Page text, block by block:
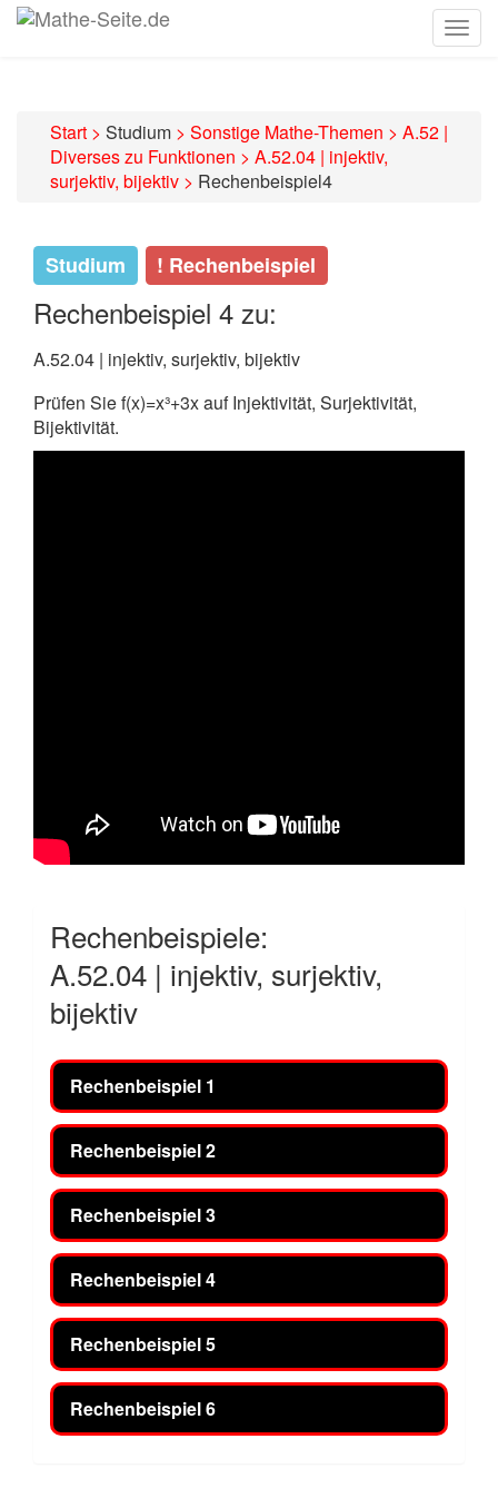
Start > Studium > Sonstige Mathe-Themen > A.52 |
Diverses zu Funktionen > A.52.04 | injektiv,
surjektiv, bijektiv > Rechenbeispiel4
Studium ! Rechenbeispiel
Rechenbeispiel 4 zu:
A.52.04 | injektiv, surjektiv, bijektiv
Prüfen Sie f(x)=x³+3x auf Injektivität, Surjektivität,
Bijektivität.
Rechenbeispiele:
A.52.04 | injektiv, surjektiv,
bijektiv
Rechenbeispiel 1
Rechenbeispiel 2
Rechenbeispiel 3
Rechenbeispiel 4
Rechenbeispiel 5
Rechenbeispiel 6